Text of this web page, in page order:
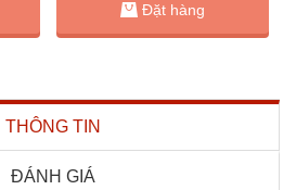
Đặt hàng
THÔNG TIN
ĐÁNH GIÁ